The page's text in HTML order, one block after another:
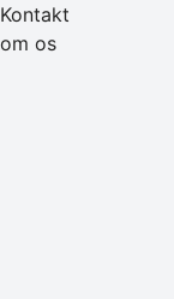
Kontakt
om os